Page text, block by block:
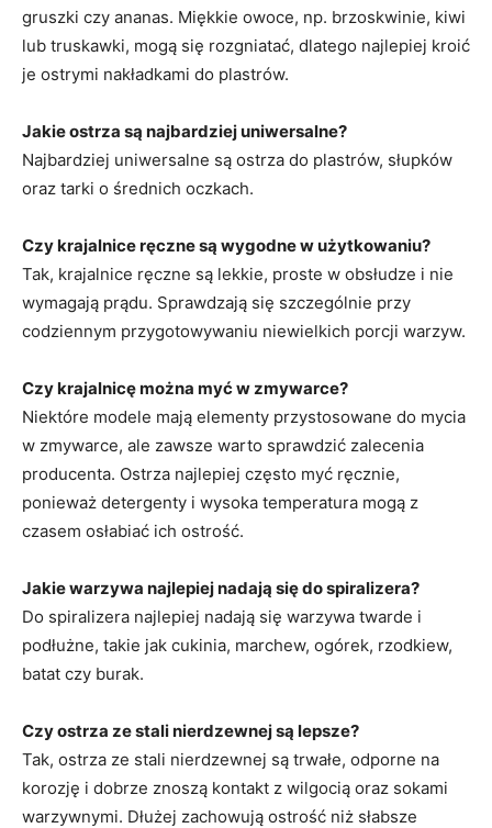
gruszki czy ananas. Miękkie owoce, np. brzoskwinie, kiwi
lub truskawki, mogą się rozgniatać, dlatego najlepiej kroić
je ostrymi nakładkami do plastrów.
Jakie ostrza są najbardziej uniwersalne?
Najbardziej uniwersalne są ostrza do plastrów, słupków
oraz tarki o średnich oczkach.
Czy krajalnice ręczne są wygodne w użytkowaniu?
Tak, krajalnice ręczne są lekkie, proste w obsłudze i nie
wymagają prądu. Sprawdzają się szczególnie przy
codziennym przygotowywaniu niewielkich porcji warzyw.
Czy krajalnicę można myć w zmywarce?
Niektóre modele mają elementy przystosowane do mycia
w zmywarce, ale zawsze warto sprawdzić zalecenia
producenta. Ostrza najlepiej często myć ręcznie,
ponieważ detergenty i wysoka temperatura mogą z
czasem osłabiać ich ostrość.
Jakie warzywa najlepiej nadają się do spiralizera?
Do spiralizera najlepiej nadają się warzywa twarde i
podłużne, takie jak cukinia, marchew, ogórek, rzodkiew,
batat czy burak.
Czy ostrza ze stali nierdzewnej są lepsze?
Tak, ostrza ze stali nierdzewnej są trwałe, odporne na
korozję i dobrze znoszą kontakt z wilgocią oraz sokami
warzywnymi. Dłużej zachowują ostrość niż słabsze